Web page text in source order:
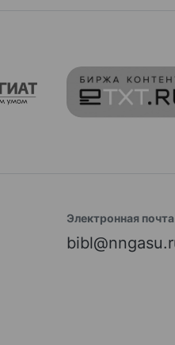
Электронная почта